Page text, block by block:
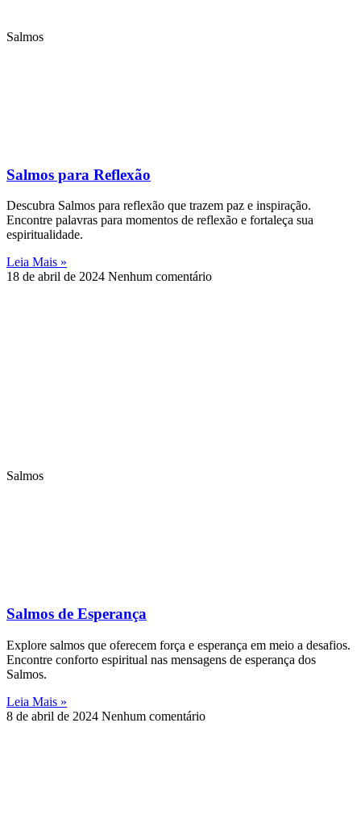
Salmos
Salmos para Reflexão
Descubra Salmos para reflexão que trazem paz e inspiração.
Encontre palavras para momentos de reflexão e fortaleça sua
espiritualidade.
Leia Mais »
18 de abril de 2024 Nenhum comentário
Salmos
Salmos de Esperança
Explore salmos que oferecem força e esperança em meio a desafios.
Encontre conforto espiritual nas mensagens de esperança dos
Salmos.
Leia Mais »
8 de abril de 2024 Nenhum comentário